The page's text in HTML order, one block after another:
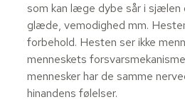
som kan læge dybe sår i sjælen
glæde, vemodighed mm.
forbehold. Hesten ser ikke
menneskets
mennesker har de samme
hinandens følelser.